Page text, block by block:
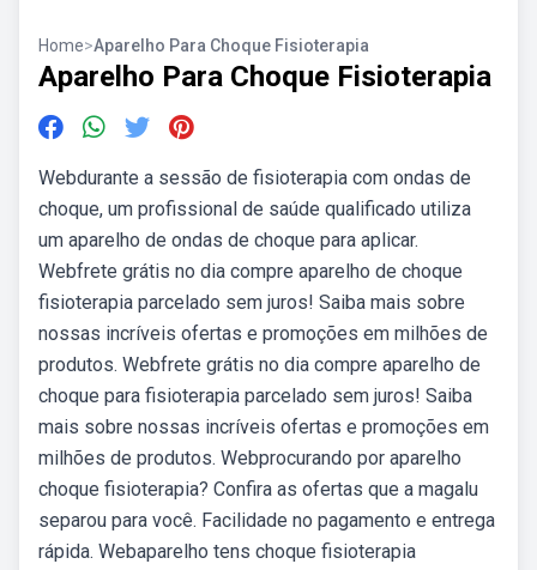
Home>Aparelho Para Choque Fisioterapia
Aparelho Para Choque Fisioterapia
Webdurante a sessão de fisioterapia com ondas de
choque, um profissional de saúde qualificado utiliza
um aparelho de ondas de choque para aplicar.
Webfrete grátis no dia compre aparelho de choque
fisioterapia parcelado sem juros! Saiba mais sobre
nossas incríveis ofertas e promoções em milhões de
produtos. Webfrete grátis no dia compre aparelho de
choque para fisioterapia parcelado sem juros! Saiba
mais sobre nossas incríveis ofertas e promoções em
milhões de produtos. Webprocurando por aparelho
choque fisioterapia? Confira as ofertas que a magalu
separou para você. Facilidade no pagamento e entrega
rápida. Webaparelho tens choque fisioterapia